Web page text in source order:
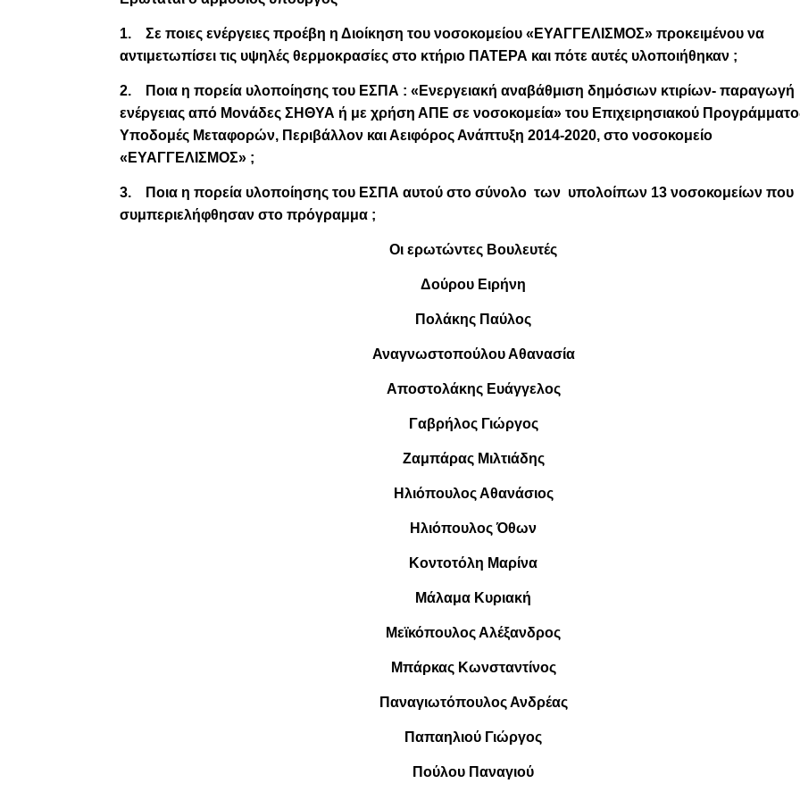
1.
Σε ποιες ενέργειες προέβη η Διοίκηση του νοσοκομείου «ΕΥΑΓΓΕΛΙΣΜΟΣ» προκειμένου να
αντιμετωπίσει τις υψηλές θερμοκρασίες στο κτήριο ΠΑΤΕΡΑ και πότε αυτές υλοποιήθηκαν ;
2.
Ποια η πορεία υλοποίησης του ΕΣΠΑ : «Ενεργειακή αναβάθμιση δημόσιων κτιρίων- παραγωγή
ενέργειας από Μονάδες ΣΗΘΥΑ ή με χρήση ΑΠΕ σε νοσοκομεία» του Επιχειρησιακού
Υποδομές Μεταφορών, Περιβάλλον και Αειφόρος Ανάπτυξη 2014-2020, στο νοσοκομείο
«ΕΥΑΓΓΕΛΙΣΜΟΣ» ;
3.
Ποια η πορεία υλοποίησης του ΕΣΠΑ αυτού στο σύνολο των υπολοίπων 13 νοσοκομείων που
συμπεριελήφθησαν στο πρόγραμμα ;
Οι ερωτώντες Βουλευτές
Δούρου Ειρήνη
Πολάκης Παύλος
Αναγνωστοπούλου Αθανασία
Αποστολάκης Ευάγγελος
Γαβρήλος Γιώργος
Ζαμπάρας Μιλτιάδης
Ηλιόπουλος Αθανάσιος
Ηλιόπουλος Όθων
Κοντοτόλη Μαρίνα
Μάλαμα Κυριακή
Μεϊκόπουλος Αλέξανδρος
Μπάρκας Κωνσταντίνος
Παναγιωτόπουλος Ανδρέας
Παπαηλιού Γιώργος
Πούλου Παναγιού